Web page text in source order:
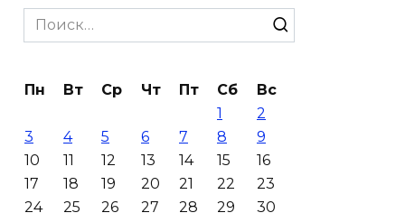
жара
Ураган не обещают: сегодня в
09 августа 2026 07:01
Горел сухостой: в Ростовской
Search
for:
Пн Вт Ср Чт Пт Сб
Вс
1
2
3
4 5 6 7 8
9
10
11 12 13 14 15
16
17
18 19 20 21 22
23
24
25 26 27 28 29
30